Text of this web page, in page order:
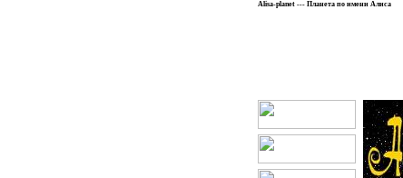
Alisa-planet --- Планета по имени Алиса